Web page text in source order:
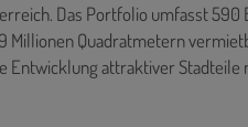
Das Portfolio umfasst 590
Millionen Quadratmetern
Entwicklung attraktiver